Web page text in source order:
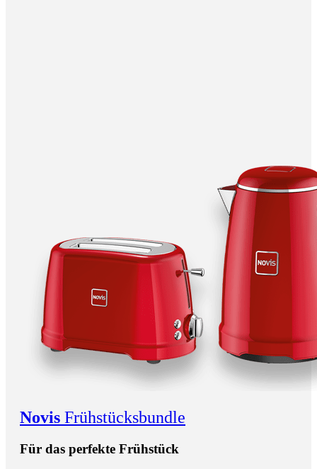
Novis Frühstücksbundle
Für das perfekte Frühstück